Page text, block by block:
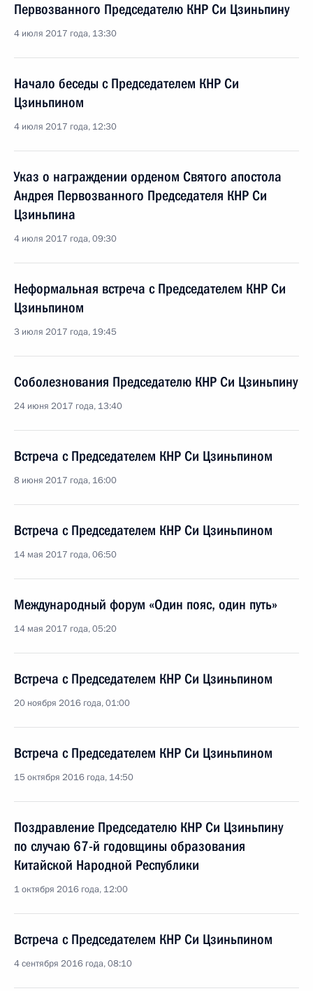
Первозванного Председателю КНР Си Цзиньпину
4 июля 2017 года, 13:30
Начало беседы с Председателем КНР Си
Цзиньпином
4 июля 2017 года, 12:30
Указ о награждении орденом Святого апостола
Андрея Первозванного Председателя КНР Си
Цзиньпина
4 июля 2017 года, 09:30
Неформальная встреча с Председателем КНР Си
Цзиньпином
3 июля 2017 года, 19:45
Соболезнования Председателю КНР Си Цзиньпину
24 июня 2017 года, 13:40
Встреча с Председателем КНР Си Цзиньпином
8 июня 2017 года, 16:00
Встреча с Председателем КНР Си Цзиньпином
14 мая 2017 года, 06:50
Международный форум «Один пояс, один путь»
14 мая 2017 года, 05:20
Встреча с Председателем КНР Си Цзиньпином
20 ноября 2016 года, 01:00
Встреча с Председателем КНР Си Цзиньпином
15 октября 2016 года, 14:50
Поздравление Председателю КНР Си Цзиньпину
по случаю 67-й годовщины образования
Китайской Народной Республики
1 октября 2016 года, 12:00
Встреча с Председателем КНР Си Цзиньпином
4 сентября 2016 года, 08:10